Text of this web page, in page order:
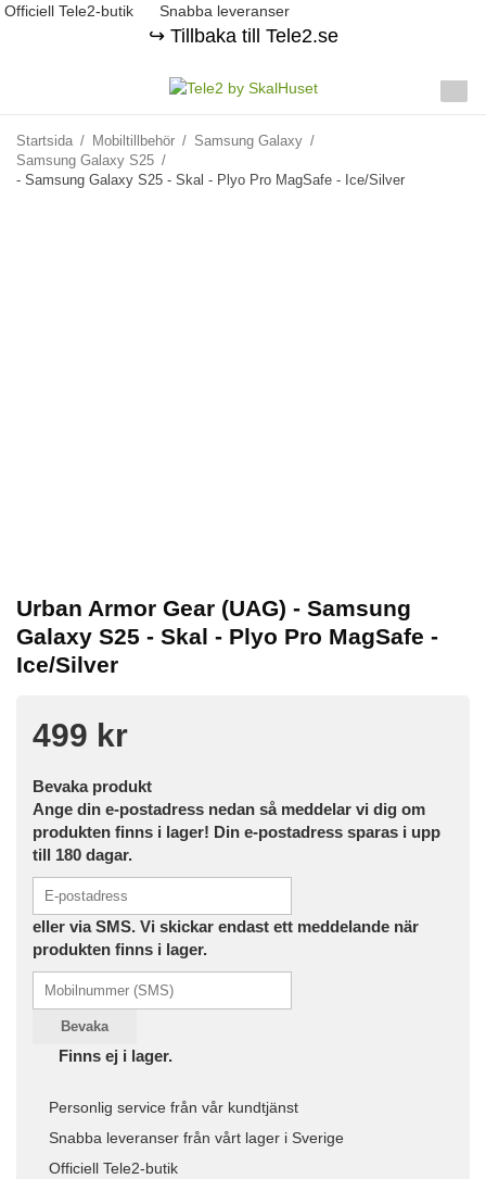
Officiell Tele2-butik Snabba leveranser
↪️ Tillbaka till Tele2.se
Startsida / Mobiltillbehör / Samsung Galaxy /
Samsung Galaxy S25 /
- Samsung Galaxy S25 - Skal - Plyo Pro MagSafe - Ice/Silver
Urban Armor Gear (UAG) - Samsung
Galaxy S25 - Skal - Plyo Pro MagSafe -
Ice/Silver
499 kr
Bevaka produkt
Ange din e-postadress nedan så meddelar vi dig om
produkten finns i lager! Din e-postadress sparas i upp
till 180 dagar.
eller via SMS. Vi skickar endast ett meddelande när
produkten finns i lager.
Bevaka
Finns ej i lager.
Personlig service från vår kundtjänst
Snabba leveranser från vårt lager i Sverige
Officiell Tele2-butik